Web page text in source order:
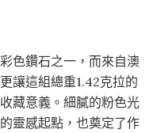
色鑽石之一，而來自澳
讓這組總重1.42克拉的
藏意義。細膩的粉色光
靈感起點，也奠定了作